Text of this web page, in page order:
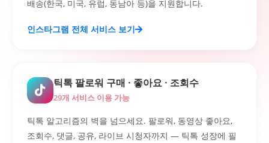
배송(한국, 미국, 유럽, 동남아 등)을 지원합니다.
인스타그램 전체 서비스 보기
틱톡 팔로워 구매 · 좋아요 · 조회수
29개 서비스 이용 가능
틱톡 알고리즘의 벽을 넘으세요. 팔로워, 동영상 좋아요,
조회수, 댓글, 공유, 라이브 시청자까지 — 틱톡 성장에 필